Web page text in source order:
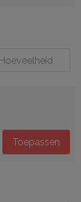
Toepassen